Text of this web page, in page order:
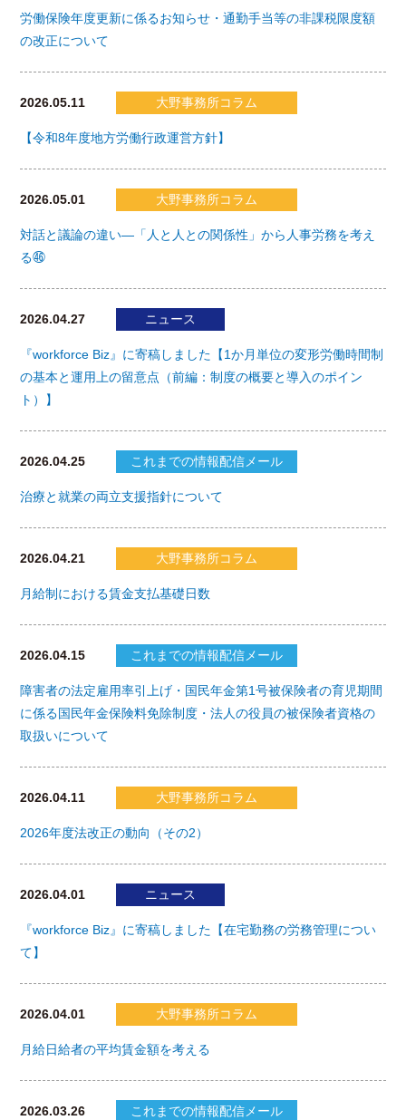
労働保険年度更新に係るお知らせ・通勤手当等の非課税限度額
の改正について
2026.05.11 大野事務所コラム
【令和8年度地方労働行政運営方針】
2026.05.01 大野事務所コラム
対話と議論の違い―「人と人との関係性」から人事労務を考え
る㊻
2026.04.27 ニュース
『workforce Biz』に寄稿しました【1か月単位の変形労働時間制
の基本と運用上の留意点（前編：制度の概要と導入のポイン
ト）】
2026.04.25 これまでの情報配信メール
治療と就業の両立支援指針について
2026.04.21 大野事務所コラム
月給制における賃金支払基礎日数
2026.04.15 これまでの情報配信メール
障害者の法定雇用率引上げ・国民年金第1号被保険者の育児期間
に係る国民年金保険料免除制度・法人の役員の被保険者資格の
取扱いについて
2026.04.11 大野事務所コラム
2026年度法改正の動向（その2）
2026.04.01 ニュース
『workforce Biz』に寄稿しました【在宅勤務の労務管理につい
て】
2026.04.01 大野事務所コラム
月給日給者の平均賃金額を考える
2026.03.26 これまでの情報配信メール